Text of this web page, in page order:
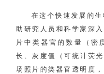
在这个快速发展的
助研究人员和科学家深
片中类器官的数量（密
长、灰度值（可统计荧
场照片的类器官透明度